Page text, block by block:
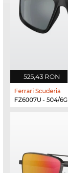
525,43 RON
Ferrari Scuderia
FZ6007U - 504/6G